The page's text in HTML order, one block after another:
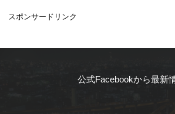
スポンサードリンク
公式Facebookから最新